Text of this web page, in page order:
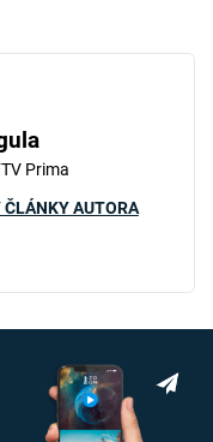
Prima
ČLÁNKY AUTORA